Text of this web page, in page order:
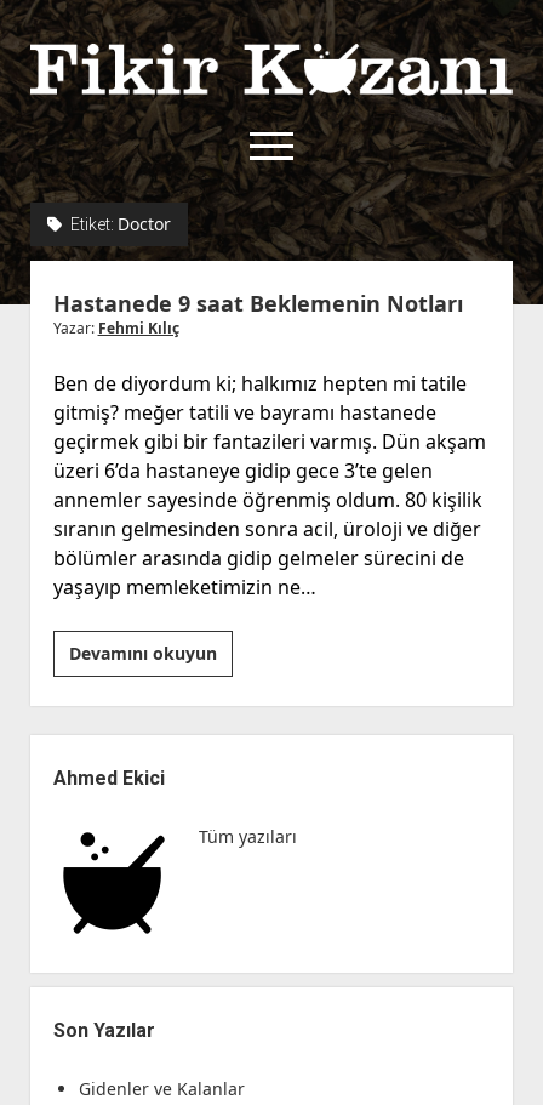
Fikir
Kazanı
menüyü
aç
twitterfacebook
rss
menüyü
Kullanım Koşulları
Çerez Politikası
İletişim
Kurallar
Etiket: Doctor
Hastanede 9 saat Beklemenin Notları
Yazar: Fehmi Kılıç
Ben de diyordum ki; halkımız hepten mi tatile
gitmiş? meğer tatili ve bayramı hastanede
geçirmek gibi bir fantazileri varmış. Dün akşam
üzeri 6’da hastaneye gidip gece 3’te gelen
annemler sayesinde öğrenmiş oldum. 80 kişilik
sıranın gelmesinden sonra acil, üroloji ve diğer
bölümler arasında gidip gelmeler sürecini de
yaşayıp memleketimizin ne…
Devamını okuyunHastanede
9
saat
Beklemenin
Menü
Ahmed Ekici
Tüm yazıları
Son Yazılar
Gidenler ve Kalanlar